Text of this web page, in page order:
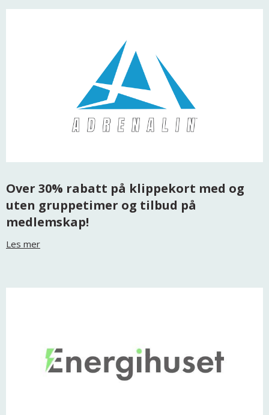
Over 30% rabatt på klippekort med og
uten gruppetimer og tilbud på
medlemskap!
Les mer